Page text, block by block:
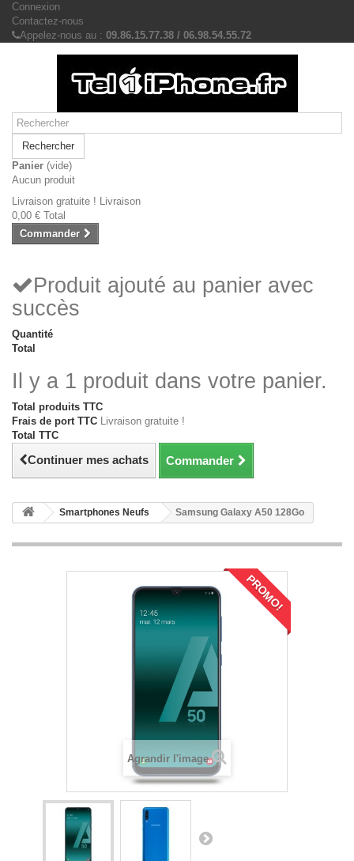
Connexion
Contactez-nous
Appelez-nous au : 09.86.15.77.38 / 06.98.54.55.72
Rechercher
Panier (vide)
Aucun produit
Livraison gratuite ! Livraison
0,00 € Total
Commander
Produit ajouté au panier avec
succès
Quantité
Total
Il y a 1 produit dans votre panier.
Total produits TTC
Frais de port TTC Livraison gratuite !
Total TTC
Continuer mes achats Commander
Smartphones Neufs Samsung Galaxy A50 128Go
PROMO!
Agrandir l'image